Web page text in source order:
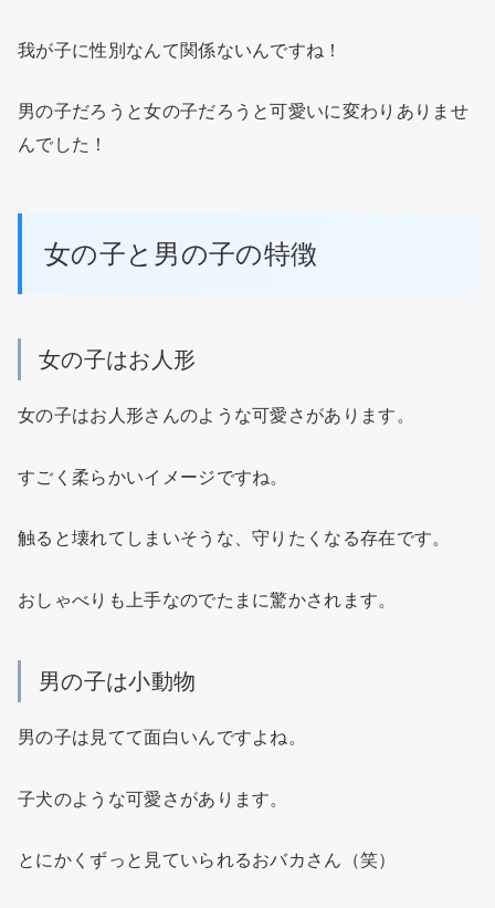
我が子に性別なんて関係ないんですね！
男の子だろうと女の子だろうと可愛いに変わりありませ
んでした！
女の子と男の子の特徴
女の子はお人形
女の子はお人形さんのような可愛さがあります。
すごく柔らかいイメージですね。
触ると壊れてしまいそうな、守りたくなる存在です。
おしゃべりも上手なのでたまに驚かされます。
男の子は小動物
男の子は見てて面白いんですよね。
子犬のような可愛さがあります。
とにかくずっと見ていられるおバカさん（笑）